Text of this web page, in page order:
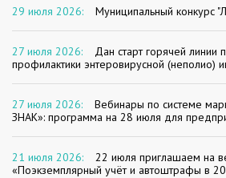
29 июля 2026: Муниципальный конкурс
27 июля 2026:
Дан старт горячей линии
профилактики энтеровирусной (неполио)
27 июля 2026:
Вебинары по системе
ЗНАК»: программа на 28 июля для
21 июля 2026:
22 июля приглашаем на
«Поэкземплярный учёт и автоштрафы в